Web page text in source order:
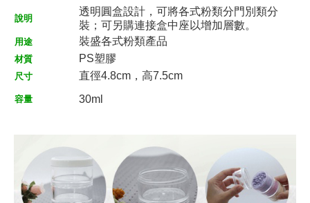
說明
透明圓盒設計，可將各式粉類分門別類分
裝；可另購連接盒中座以增加層數。
用途 裝盛各式粉類產品
材質 PS塑膠
尺寸 直徑4.8cm，高7.5cm
容量 30ml